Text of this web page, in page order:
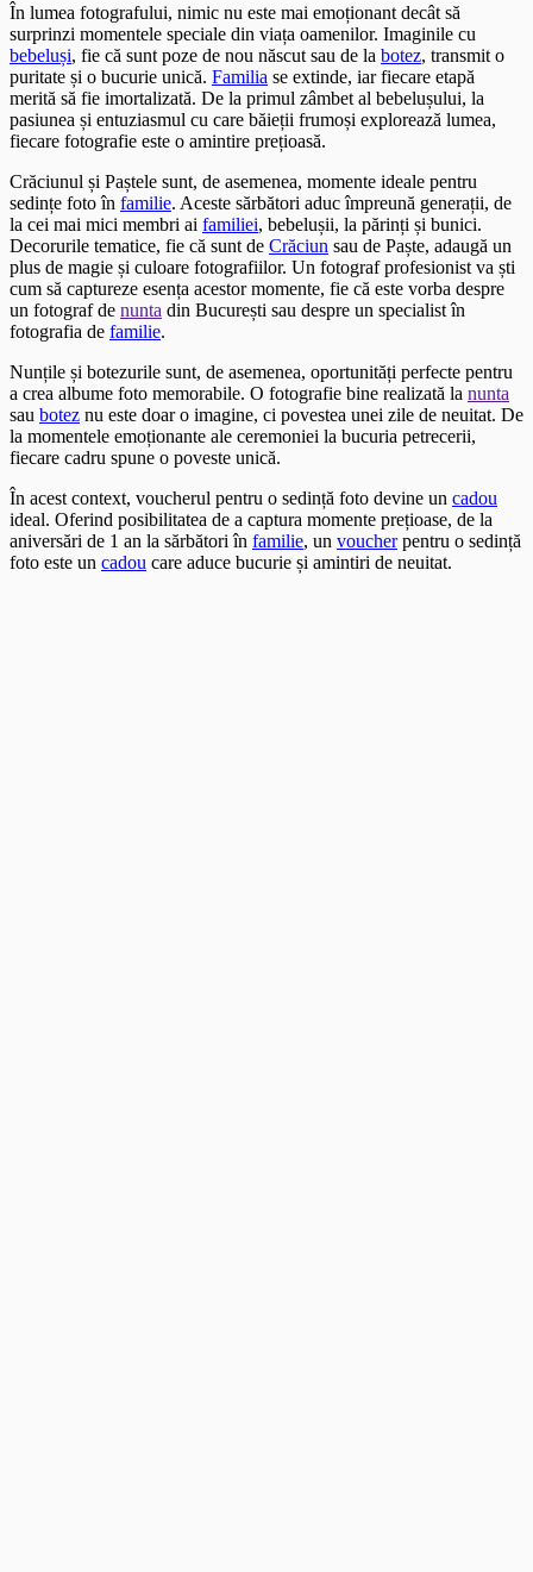
În lumea fotografului, nimic nu este mai emoționant decât să
surprinzi momentele speciale din viața oamenilor. Imaginile cu
bebeluși, fie că sunt poze de nou născut sau de la botez, transmit o
puritate și o bucurie unică. Familia se extinde, iar fiecare etapă
merită să fie imortalizată. De la primul zâmbet al bebelușului, la
pasiunea și entuziasmul cu care băieții frumoși explorează lumea,
fiecare fotografie este o amintire prețioasă.
Crăciunul și Paștele sunt, de asemenea, momente ideale pentru
sedințe foto în familie. Aceste sărbători aduc împreună generații, de
la cei mai mici membri ai familiei, bebelușii, la părinți și bunici.
Decorurile tematice, fie că sunt de Crăciun sau de Paște, adaugă un
plus de magie și culoare fotografiilor. Un fotograf profesionist va ști
cum să captureze esența acestor momente, fie că este vorba despre
un fotograf de nunta din București sau despre un specialist în
fotografia de familie.
Nunțile și botezurile sunt, de asemenea, oportunități perfecte pentru
a crea albume foto memorabile. O fotografie bine realizată la nunta
sau botez nu este doar o imagine, ci povestea unei zile de neuitat. De
la momentele emoționante ale ceremoniei la bucuria petrecerii,
fiecare cadru spune o poveste unică.
În acest context, voucherul pentru o sedință foto devine un cadou
ideal. Oferind posibilitatea de a captura momente prețioase, de la
aniversări de 1 an la sărbători în familie, un voucherpentru o sedință
foto este un cadou care aduce bucurie și amintiri de neuitat.